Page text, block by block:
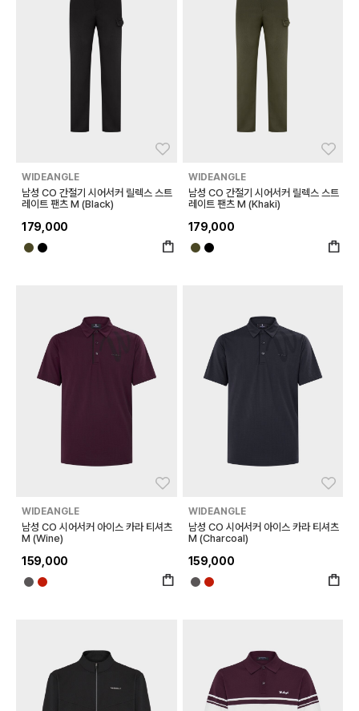
WIDEANGLE
남성 CO 간절기 시어서커 릴렉스 스트
레이트 팬츠 M (Black)
179,000
WIDEANGLE
남성 CO 간절기 시어서커 릴렉스 스트
레이트 팬츠 M (Khaki)
179,000
WIDEANGLE
남성 CO 시어서커 아이스 카라 티셔츠
M (Wine)
159,000
WIDEANGLE
남성 CO 시어서커 아이스 카라 티셔츠
M (Charcoal)
159,000